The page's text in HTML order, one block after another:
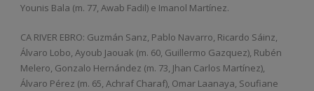
Younis Bala (m. 77, Awab Fadil) e Imanol Martínez.
CA RIVER EBRO: Guzmán Sanz, Pablo Navarro, Ricardo Sáinz,
Álvaro Lobo, Ayoub Jaouak (m. 60, Guillermo Gazquez), Rubén
Melero, Gonzalo Hernández (m. 73, Jhan Carlos Martínez),
Álvaro Pérez (m. 65, Achraf Charaf), Omar Laanaya, Soufiane